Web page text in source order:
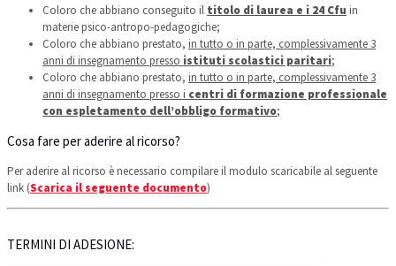
Coloro che abbiano conseguito il titolo di laurea e i 24 Cfu in
materie psico-antropo-pedagogiche;
Coloro che abbiano prestato, in tutto o in parte, complessivamente 3
anni di insegnamento presso istituti scolastici paritari;
Coloro che abbiano prestato, in tutto o in parte, complessivamente 3
anni di insegnamento presso i centri di formazione professionale
con espletamento dell’obbligo formativo;
Cosa fare per aderire al ricorso?
Per aderire al ricorso è necessario compilare il modulo scaricabile al seguente
link (Scarica il seguente documento)
TERMINI DI ADESIONE: